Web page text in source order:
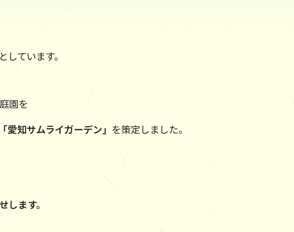
ています。
園を
「愛知サムライガーデン」 を策定しました。
ます。